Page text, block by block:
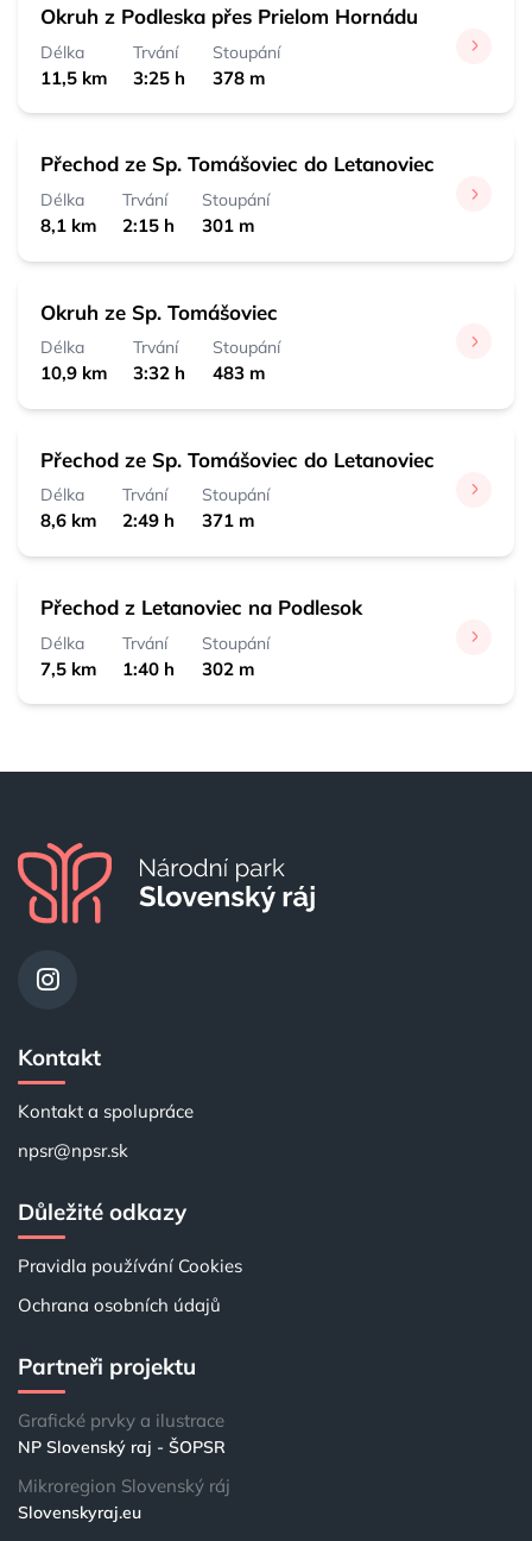
Okruh z Podleska přes Prielom Hornádu
Délka
11,5 km
Trvání
3:25 h
Stoupání
378 m
Přechod ze Sp. Tomášoviec do Letanoviec
Délka
8,1 km
Trvání
2:15 h
Stoupání
301 m
Okruh ze Sp. Tomášoviec
Délka
10,9 km
Trvání
3:32 h
Stoupání
483 m
Přechod ze Sp. Tomášoviec do Letanoviec
Délka
8,6 km
Trvání
2:49 h
Stoupání
371 m
Přechod z Letanoviec na Podlesok
Délka
7,5 km
Trvání
1:40 h
Stoupání
302 m
Kontakt
Kontakt a spolupráce
npsr@npsr.sk
Důležité odkazy
Pravidla používání Cookies
Ochrana osobních údajů
Partneři projektu
Grafické prvky a ilustrace
NP Slovenský raj - ŠOPSR
Mikroregion Slovenský ráj
Slovenskyraj.eu